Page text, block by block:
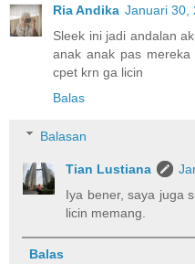
Ria Andika Januari 30,
Sleek ini jadi andalan
anak anak pas mereka
cpet krn ga licin
Balas
Balasan
Tian Lustiana
Iya bener, saya juga
licin memang.
Balas